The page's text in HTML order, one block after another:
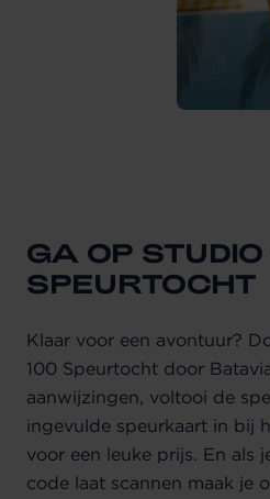
GA OP
SPEURTOCHT
Klaar voor een avontuur?
100 Speurtocht door
aanwijzingen, voltooi de
ingevulde speurkaart in bij
voor een leuke prijs. En als
code laat scannen maak je